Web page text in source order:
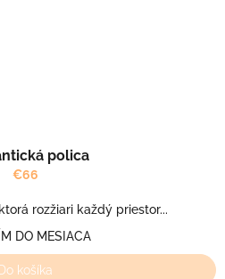
polica
€66
rozžiari každý priestor...
DO MESIACA
Do košíka